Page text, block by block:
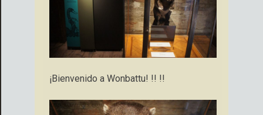
¡Bienvenido a Wonbattu! !! !!